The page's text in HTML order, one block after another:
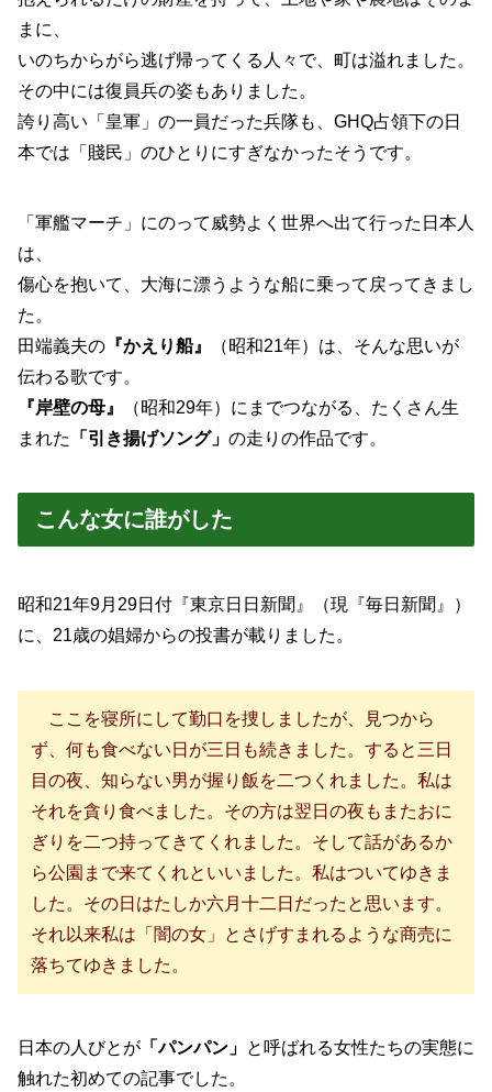
まに、
いのちからがら逃げ帰ってくる人々で、町は溢れました。
その中には復員兵の姿もありました。
誇り高い「皇軍」の一員だった兵隊も、GHQ占領下の日
本では「賤民」のひとりにすぎなかったそうです。
「軍艦マーチ」にのって威勢よく世界へ出て行った日本人
は、
傷心を抱いて、大海に漂うような船に乗って戻ってきまし
た。
田端義夫の 『かえり船』
（昭和21年）は、そんな思いが
伝わる歌です。
『岸壁の母』
（昭和29年）にまでつながる、たくさん生
まれた
「引き揚げソング」 の走りの作品です。
こんな女に誰がした
昭和21年9月29日付『東京日日新聞』（現『毎日新聞』）
に、21歳の娼婦からの投書が載りました。
ここを寝所にして勤口を捜しましたが、見つから
ず、何も食べない日が三日も続きました。すると三日
目の夜、知らない男が握り飯を二つくれました。私は
それを貪り食べました。その方は翌日の夜もまたおに
ぎりを二つ持ってきてくれました。そして話があるか
ら公園まで来てくれといいました。私はついてゆきま
した。その日はたしか六月十二日だったと思います。
それ以来私は「闇の女」とさげすまれるような商売に
落ちてゆきました。
日本の人びとが 「パンパン」 と呼ばれる女性たちの実態に
触れた初めての記事でした。